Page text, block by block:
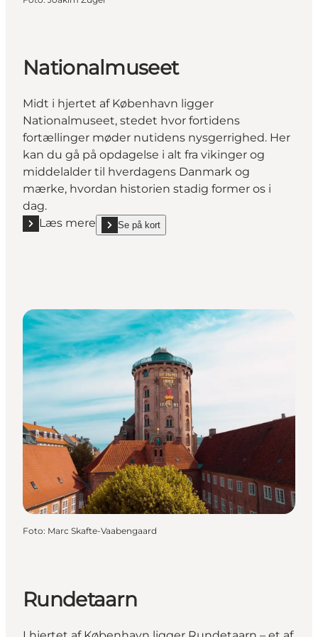
Nationalmuseet
Midt i hjertet af København ligger
Nationalmuseet, stedet hvor fortidens
fortællinger møder nutidens nysgerrighed. Her
kan du gå på opdagelse i alt fra vikinger og
middelalder til hverdagens Danmark og
mærke, hvordan historien stadig former os i
dag.
Læs mere
Læs mere "Nationalmuseet"
Se på kort
show Nationalmuseet on_map
Foto: Marc Skafte-Vaabengaard
Rundetaarn